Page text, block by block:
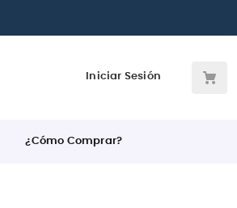
Iniciar Sesión
¿Cómo Comprar?